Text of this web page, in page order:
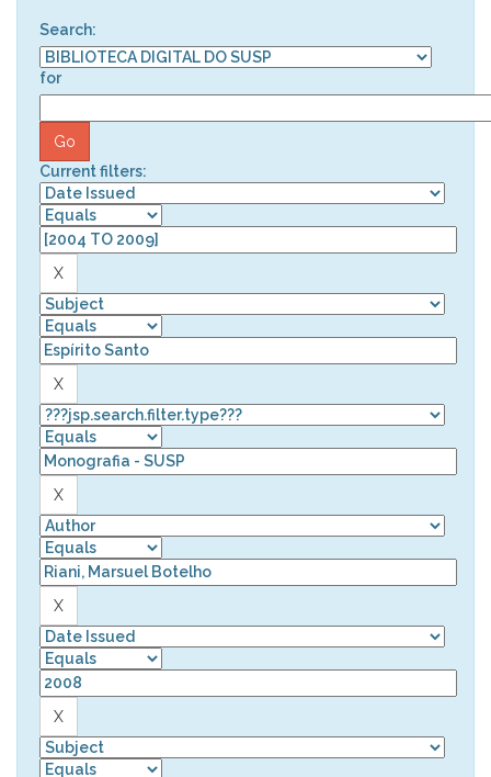
Search:
for
Current filters: